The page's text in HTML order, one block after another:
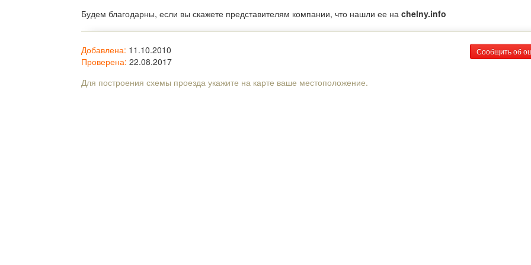
Будем благодарны, если вы скажете представителям компании, что нашли ее на chelny.info
Сообщить об
Добавлена: 11.10.2010
Проверена: 22.08.2017
Для построения схемы проезда укажите на карте ваше местоположение.